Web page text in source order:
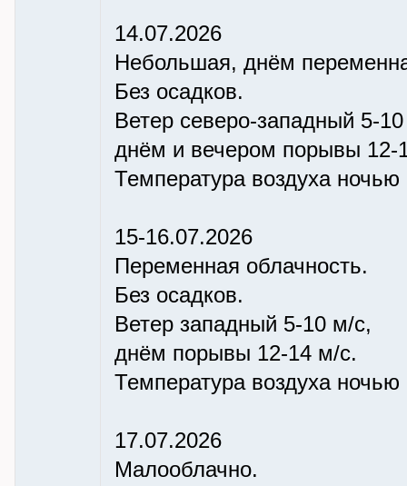
14.07.2026
Небольшая, днём
Без осадков.
Ветер северо-западный 5-
днём и вечером порывы 12-
Температура воздуха
15-16.07.2026
Переменная облачность.
Без осадков.
Ветер западный 5-10 м/с,
днём порывы 12-14 м/с.
Температура воздуха
17.07.2026
Малооблачно.